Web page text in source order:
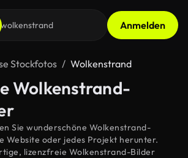
Anmelden
Stockfotos Wolkenstrand
Wolkenstrand-
Sie wunderschöne Wolkenstrand-
Website oder jedes Projekt herunter.
lizenzfreie Wolkenstrand-Bilder